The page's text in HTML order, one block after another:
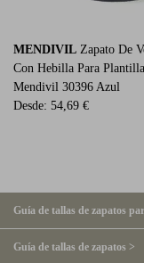
MENDIVIL Zapato De
Con Hebilla Para
Mendivil 30396 Azul
Desde: 54,69 €
Guía de tallas de zapatos
Guía de tallas de zapatos >